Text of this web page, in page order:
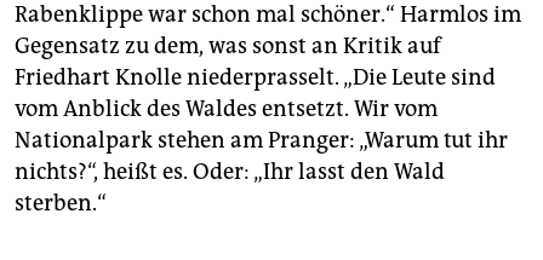
Rabenklippe war schon mal schöner.“ Harmlos im
Gegensatz zu dem, was sonst an Kritik auf
Friedhart Knolle niederprasselt. „Die Leute sind
vom Anblick des Waldes entsetzt. Wir vom
Nationalpark stehen am Pranger: „Warum tut ihr
nichts?“, heißt es. Oder: „Ihr lasst den Wald
sterben.“